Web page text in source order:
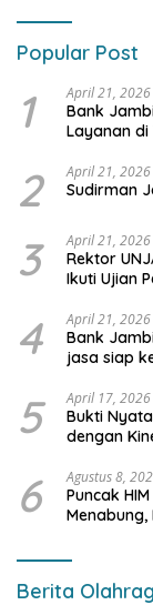
Popular Post
1 April 21, 2026
Bank
Layanan di
2 April 21, 2026
Sudirman
3 April 21, 2026
Rektor
Ikuti Ujian
4 April 21, 2026
Bank
jasa siap
5 April 17, 2026
Bukti
dengan
6 Agustus 8,
Puncak
Berita